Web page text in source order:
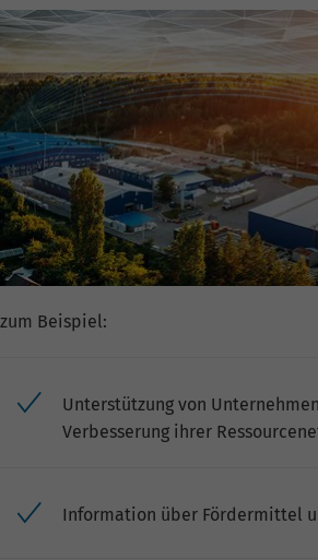
zum Beispiel:
Unterstützung von
Verbesserung ihrer
Information über Fördermittel